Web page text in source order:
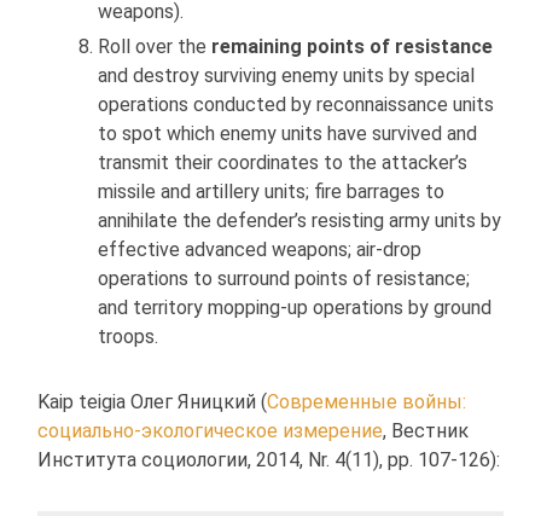
weapons).
Roll over the remaining points of resistance
and destroy surviving enemy units by special
operations conducted by reconnaissance units
to spot which enemy units have survived and
transmit their coordinates to the attacker’s
missile and artillery units; fire barrages to
annihilate the defender’s resisting army units by
effective advanced weapons; air-drop
operations to surround points of resistance;
and territory mopping-up operations by ground
troops.
Kaip teigia Олег Яницкий (Современные войны:
социально-экологическое измерение, Вестник
Института социологии, 2014, Nr. 4(11), pp. 107-126):